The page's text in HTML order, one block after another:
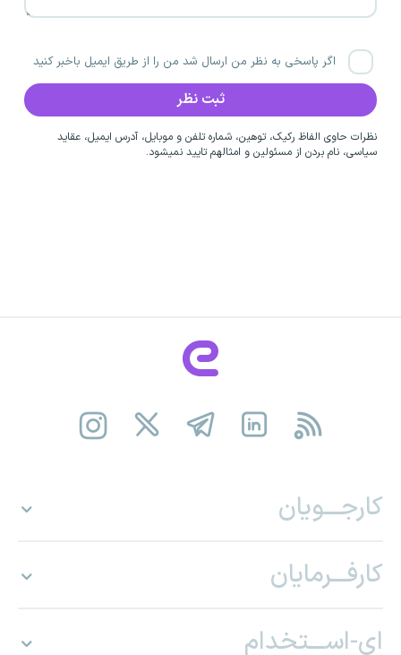
اگر پاسخی به نظر من ارسال شد من را از طریق ایمیل باخبر کنید
نظرات حاوی الفاظ رکیک، توهین، شماره تلفن و موبایل، آدرس ایمیل، عقاید
سیاسی، نام بردن از مسئولین و امثالهم تایید نمیشود.
کارجـــویان
کارفـــرمایان
ای-اســـتخدام